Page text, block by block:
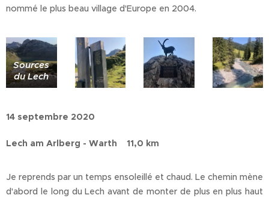
nommé le plus beau village d'Europe en 2004.
Sources
du Lech
14 septembre 2020
Lech am Arlberg - Warth 11,0 km
Je reprends par un temps ensoleillé et chaud. Le chemin mène
d'abord le long du Lech avant de monter de plus en plus haut